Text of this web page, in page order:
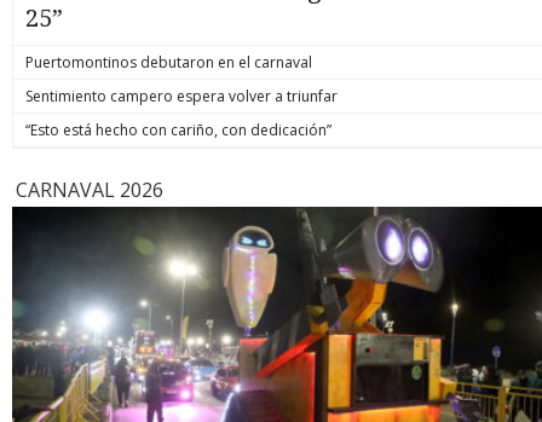
25”
Puertomontinos debutaron en el carnaval
Sentimiento campero espera volver a triunfar
“Esto está hecho con cariño, con dedicación”
CARNAVAL 2026